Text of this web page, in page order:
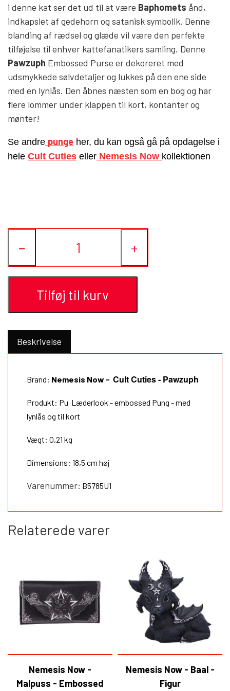
WET-LOOK
YFD - BLUSER
YFD - TOPPE
YFD - HOODIES
HELL ROSE - BAPHOMET
i denne kat ser det ud til at være Baphomets ånd,
indkapslet af gedehorn og satanisk symbolik. Denne
blanding af rædsel og glæde vil være den perfekte
tilføjelse til enhver kattefanatikers samling. Denne
Pawzuph Embossed Purse er dekoreret med
udsmykkede sølvdetaljer og lukkes på den ene side
med en lynlås. Den åbnes næsten som en bog og har
flere lommer under klappen til kort, kontanter og
mønter!
Se andre punge her, du kan også gå på opdagelse i
hele Cult Cuties eller Nemesis Now kollektionen
− +
Tilføj til kurv
Beskrivelse
Brand: Nemesis Now - Cult Cuties - Pawzuph
Produkt: Pu Læderlook - embossed Pung - med
lynlås og til kort
Vægt: 0,21 kg
Dimensions: 18,5 cm høj
Varenummer: B5785U1
Relaterede varer
Nemesis Now -
Malpuss - Embossed
Nemesis Now - Baal -
Figur